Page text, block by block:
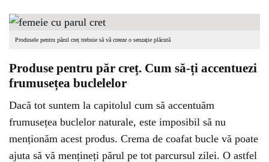
Produsele pentru părul creț trebuie să vă creeze o senzație plăcută
Produse pentru păr creț. Cum să-ți accentuezi
frumusețea buclelelor
Dacă tot suntem la capitolul cum să accentuăm
frumusețea buclelor naturale, este imposibil să nu
menționăm acest produs. Crema de coafat bucle vă poate
ajuta să vă mențineți părul pe tot parcursul zilei. O astfel